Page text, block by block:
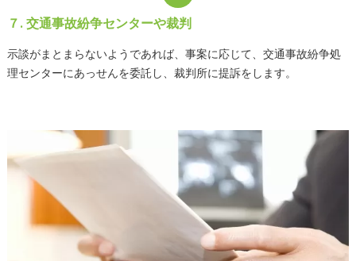
７. 交通事故紛争センターや裁判
示談がまとまらないようであれば、事案に応じて、交通事故紛争処
理センターにあっせんを委託し、裁判所に提訴をします。